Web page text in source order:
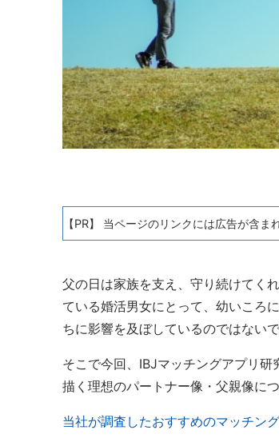
【PR】 当ページのリンクには広告が含ま
父の日は家族を支え、守り続けてく
ている婚活男女にとって、幼いころ
ちに影響を及ぼしているのではないで
そこで今回、IBJマッチングアプリ
描く理想のパートナー像・父親像に
当社が調査したおすすめのマッチン